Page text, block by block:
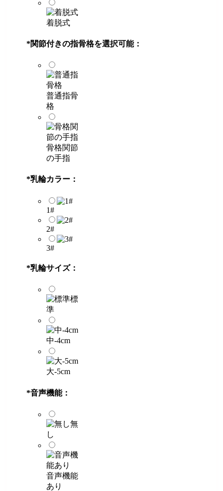
着脱式
*関節付きの指骨格を選択可能：
普通指骨
格
骨格関節
の手指
*乳輪カラー：
1#
2#
3#
*乳輪サイズ：
標
準
中-4cm
大-5cm
*音声機能：
無
し
音声機能
あり